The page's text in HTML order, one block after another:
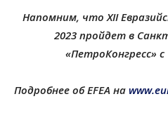
Напомним, что XII
2023 пройдет в
«ПетроКонгресс» с
Подробнее об EFEA на